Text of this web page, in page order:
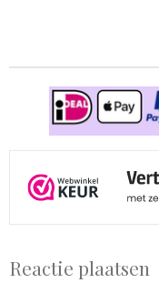
Reactie plaatsen